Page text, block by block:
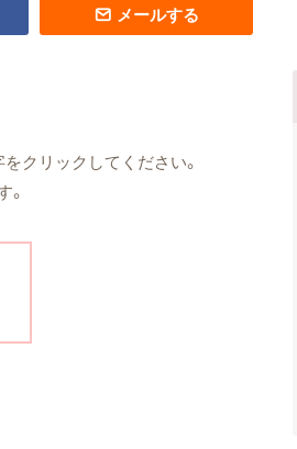
メールする
クリックしてください。